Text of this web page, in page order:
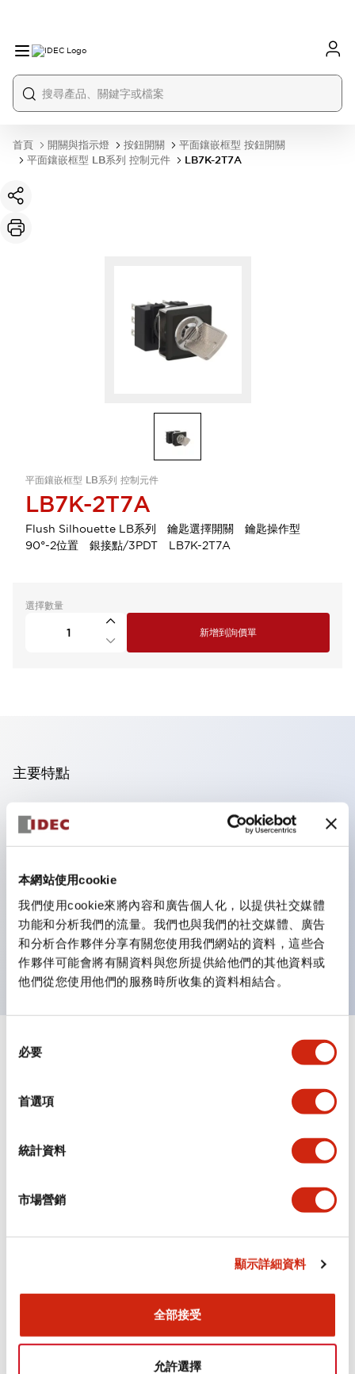
本網站使用cookie
我們使用cookie來將內容和廣告個人化，以提供社交媒體
功能和分析我們的流量。我們也與我們的社交媒體、廣告
和分析合作夥伴分享有關您使用我們網站的資料，這些合
作夥伴可能會將有關資料與您所提供給他們的其他資料或
他們從您使用他們的服務時所收集的資料相結合。
必要
首選項
統計資料
市場營銷
顯示詳細資料
全部接受
允許選擇
首頁 開關與指示燈 按鈕開關
平面鑲嵌框型 按鈕開關
平面鑲嵌框型 LB系列 控制元件
LB7K-2T7A
平面鑲嵌框型 LB系列 控制元件
LB7K-2T7A
Flush Silhouette LB系列 鑰匙選擇開關 鑰匙操作型
90°-2位置 銀接點/3PDT LB7K-2T7A
選擇數量
新增到詢價單
主要特點
操作面板的凹凸減少，呈現銳利感。
支援分離型／單板式
優秀的防水性能。保護結構IP65
按鈕開關、選擇開關、帶鎖選擇開關最多3c接點。
邊框顏色有黑色與金屬色兩種。
LED照明帶來明亮且清晰的照明面
規格 顯示全部 +
文件和檔案